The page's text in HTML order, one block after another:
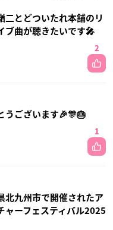
二とどついたれ本舗のリ
ブ曲が聴きたいです🎤
2
うございます🎉🎊🎂
1
北九州市で開催されたア
ャーフェスティバル2025